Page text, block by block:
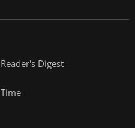
Reader's Digest
Time